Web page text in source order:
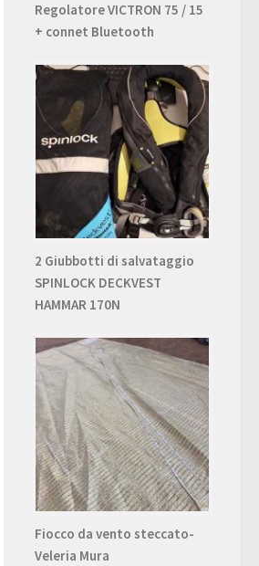
Regolatore VICTRON 75 / 15
+ connet Bluetooth
2 Giubbotti di salvataggio
SPINLOCK DECKVEST
HAMMAR 170N
Fiocco da vento steccato-
Veleria Mura